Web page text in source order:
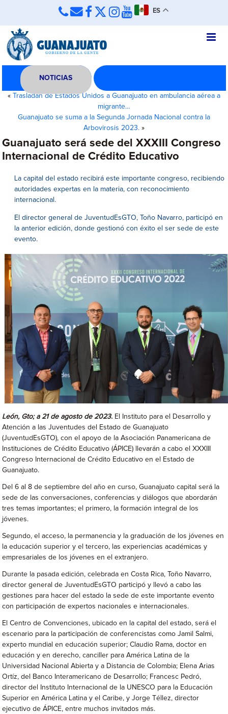
ES
NOTICIAS
«
Trasladan de Estados Unidos a Guanajuato en ambulancia aérea a
migrante…
Guanajuato se suma a la Segunda Jornada Nacional contra la
Arbovirosis 2023. »
Guanajuato será sede del XXXIII Congreso
Internacional de Crédito Educativo
La capital del estado recibirá este importante congreso, recibiendo
autoridades expertas en la materia, con reconocimiento
internacional.
El director general de JuventudEsGTO, Toño Navarro, participó en
la anterior edición, donde gestionó con éxito el ser sede de este
evento.
León, Gto; a 21 de agosto de 2023. El Instituto para el Desarrollo y
Atención a las Juventudes del Estado de Guanajuato
(JuventudEsGTO), con el apoyo de la Asociación Panamericana de
Instituciones de Crédito Educativo (ÁPICE) llevarán a cabo el XXXIII
Congreso Internacional de Crédito Educativo en el Estado de
Guanajuato.
Del 6 al 8 de septiembre del año en curso, Guanajuato capital será la
sede de las conversaciones, conferencias y diálogos que abordarán
tres temas importantes; el primero, la formación integral de los
jóvenes.
Segundo, el acceso, la permanencia y la graduación de los jóvenes en
la educación superior y el tercero, las experiencias académicas y
empresariales de los jóvenes en el extranjero.
Durante la pasada edición, celebrada en Costa Rica, Toño Navarro,
director general de JuventudEsGTO participó y llevó a cabo las
gestiones para hacer del estado la sede de este importante evento
con participación de expertos nacionales e internacionales.
El Centro de Convenciones, ubicado en la capital del estado, será el
escenario para la participación de conferencistas como Jamil Salmi,
experto mundial en educación superior; Claudio Rama, doctor en
educación y en derecho, canciller para América Latina de la
Universidad Nacional Abierta y a Distancia de Colombia; Elena Arias
Ortíz, del Banco Interamericano de Desarrollo; Francesc Pedró,
director del Instituto Internacional de la UNESCO para la Educación
Superior en América Latina y el Caribe, y Jorge Téllez, director
ejecutivo de ÁPICE, entre muchos invitados más.